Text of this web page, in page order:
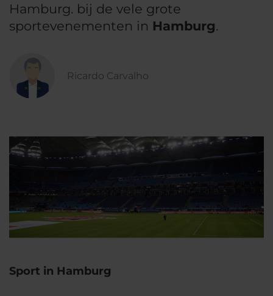
Hamburg. bij de vele grote
sportevenementen in Hamburg.
Ricardo Carvalho
Sport in Hamburg